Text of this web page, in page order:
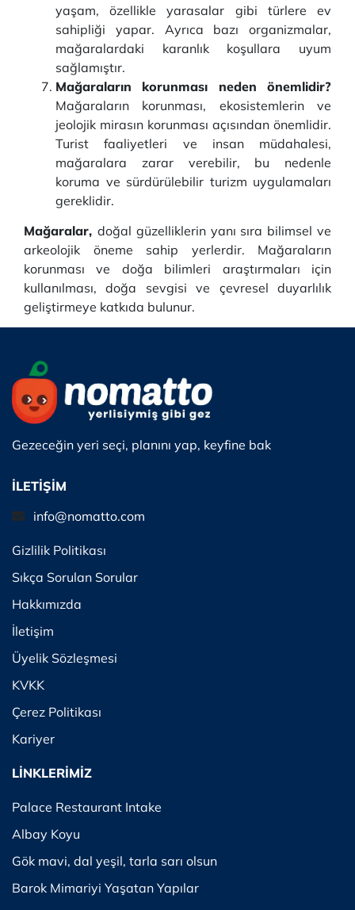
yaşam, özellikle yarasalar gibi türlere ev
sahipliği yapar. Ayrıca bazı organizmalar,
mağaralardaki karanlık koşullara uyum
sağlamıştır.
Mağaraların korunması neden önemlidir?
Mağaraların korunması, ekosistemlerin ve
jeolojik mirasın korunması açısından önemlidir.
Turist faaliyetleri ve insan müdahalesi,
mağaralara zarar verebilir, bu nedenle
koruma ve sürdürülebilir turizm uygulamaları
gereklidir.
Mağaralar, doğal güzelliklerin yanı sıra bilimsel ve
arkeolojik öneme sahip yerlerdir. Mağaraların
korunması ve doğa bilimleri araştırmaları için
kullanılması, doğa sevgisi ve çevresel duyarlılık
geliştirmeye katkıda bulunur.
Gezeceğin yeri seçi, planını yap, keyfine bak
İLETİŞİM
info@nomatto.com
Gizlilik Politikası
Sıkça Sorulan Sorular
Hakkımızda
İletişim
Üyelik Sözleşmesi
KVKK
Çerez Politikası
Kariyer
LİNKLERİMİZ
Palace Restaurant Intake
Albay Koyu
Gök mavi, dal yeşil, tarla sarı olsun
Barok Mimariyi Yaşatan Yapılar